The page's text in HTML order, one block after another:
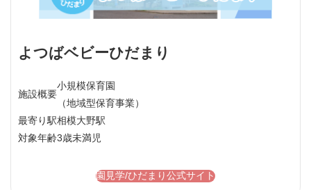
よつばベビーひだまり
施設概要
小規模保育園
（地域型保育事業）
最寄り駅相模大野駅
対象年齢3歳未満児
園見学/ひだまり公式サイト